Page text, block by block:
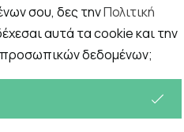
σου, δες τηνΠολιτική
αυτά τα cookie και την
δεδομένων;